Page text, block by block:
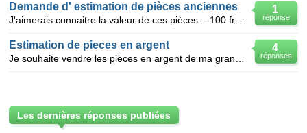
1
réponse
Demande d' estimation de pièces anciennes
4
réponses
Estimation de pieces en argent
Les dernières réponses publiées